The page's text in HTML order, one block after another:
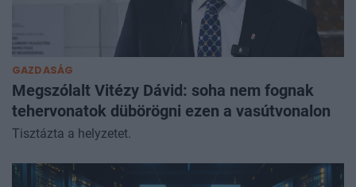
GAZDASÁG
Megszólalt Vitézy Dávid: soha nem fognak
tehervonatok dübörögni ezen a vasútvonalon
Tisztázta a helyzetet.